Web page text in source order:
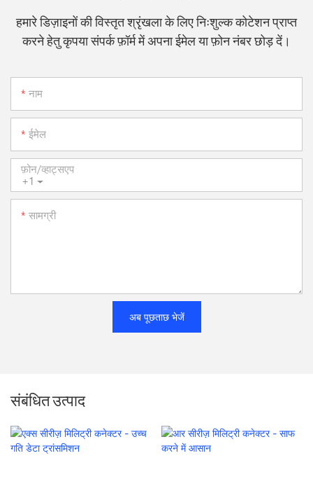
हमारे डिज़ाइनों की विस्तृत श्रृंखला के लिए निःशुल्क कोटेशन प्राप्त
करने हेतु कृपया संपर्क फ़ॉर्म में अपना ईमेल या फ़ोन नंबर छोड़ दें।
नाम
ईमेल
+1
फ़ोन/व्हाट्सएप
सामग्री
अब पूछताछ भेजें
संबंधित उत्पाद